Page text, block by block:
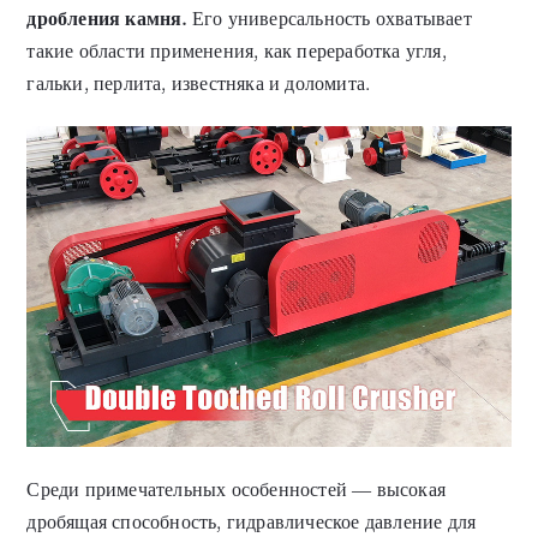
дробления камня. Его универсальность охватывает
такие области применения, как переработка угля,
гальки, перлита, известняка и доломита.
Среди примечательных особенностей — высокая
дробящая способность, гидравлическое давление для